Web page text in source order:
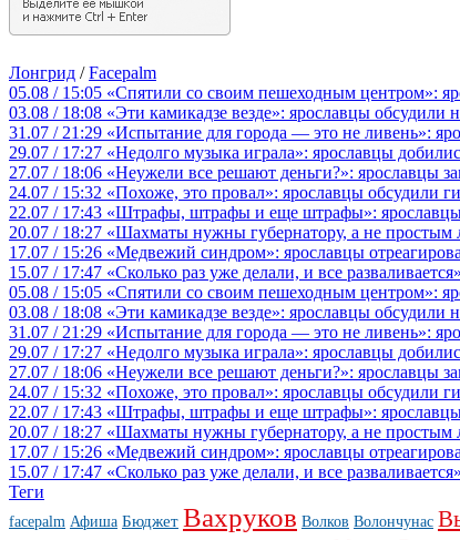
Лонгрид / Facepalm
05.08 / 15:05 «Спятили со своим пешеходным центром»:
03.08 / 18:08 «Эти камикадзе везде»: ярославцы обсудили
31.07 / 21:29 «Испытание для города — это не ливень»:
29.07 / 17:27 «Недолго музыка играла»: ярославцы
27.07 / 18:06 «Неужели все решают деньги?»: ярославцы
24.07 / 15:32 «Похоже, это провал»: ярославцы обсудили
22.07 / 17:43 «Штрафы, штрафы и еще штрафы»: ярославцы
20.07 / 18:27 «Шахматы нужны губернатору, а не простым
17.07 / 15:26 «Медвежий синдром»: ярославцы
15.07 / 17:47 «Сколько раз уже делали, и все
05.08 / 15:05 «Спятили со своим пешеходным центром»:
03.08 / 18:08 «Эти камикадзе везде»: ярославцы обсудили
31.07 / 21:29 «Испытание для города — это не ливень»:
29.07 / 17:27 «Недолго музыка играла»: ярославцы
27.07 / 18:06 «Неужели все решают деньги?»: ярославцы
24.07 / 15:32 «Похоже, это провал»: ярославцы обсудили
22.07 / 17:43 «Штрафы, штрафы и еще штрафы»: ярославцы
20.07 / 18:27 «Шахматы нужны губернатору, а не простым
17.07 / 15:26 «Медвежий синдром»: ярославцы
15.07 / 17:47 «Сколько раз уже делали, и все
Теги
facepalm Афиша Бюджет Вахруков Волков Волончунас